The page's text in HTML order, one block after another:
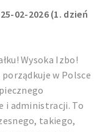
02-2026 (1. dzień
Wysoka Izbo!
w Polsce
i administracji. To
takiego,